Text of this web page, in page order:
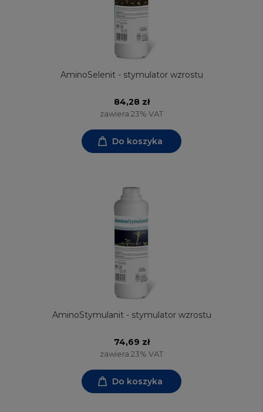
AminoSelenit - stymulator wzrostu
84,28 zł
zawiera 23% VAT
Do koszyka
AminoStymulanit - stymulator wzrostu
74,69 zł
zawiera 23% VAT
Do koszyka